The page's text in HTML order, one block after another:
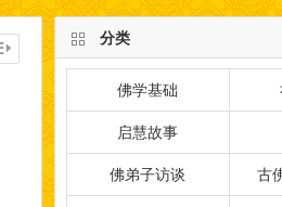
分类
佛学基础
启慧故事
佛弟子访谈 古